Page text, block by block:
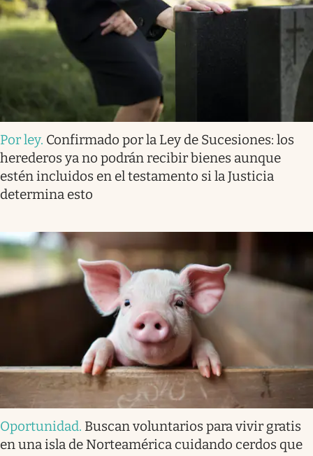
Por ley. Confirmado por la Ley de Sucesiones: los
herederos ya no podrán recibir bienes aunque
estén incluidos en el testamento si la Justicia
determina esto
Oportunidad. Buscan voluntarios para vivir gratis
en una isla de Norteamérica cuidando cerdos que